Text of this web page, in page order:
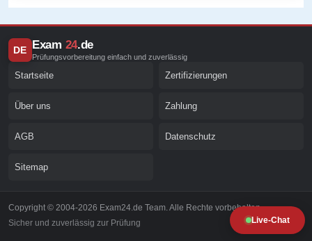
Live-Chat
DE Exam 24.de
Prüfungsvorbereitung einfach und zuverlässig
Startseite Zertifizierungen
Über uns Zahlung
AGB Datenschutz
Sitemap
Copyright © 2004-2026 Exam24.de Team. Alle Rechte vorbehalten.
Sicher und zuverlässig zur Prüfung